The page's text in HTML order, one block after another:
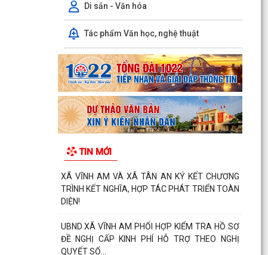
Di sản - Văn hóa
Tác phẩm Văn học, nghệ thuật
TIN MỚI
XÃ VĨNH AM VÀ XÃ TÂN AN KÝ KẾT CHƯƠNG
TRÌNH KẾT NGHĨA, HỢP TÁC PHÁT TRIỂN TOÀN
DIỆN!
UBND XÃ VĨNH AM PHỐI HỢP KIỂM TRA HỒ SƠ
ĐỀ NGHỊ CẤP KINH PHÍ HỖ TRỢ THEO NGHỊ
QUYẾT SỐ...